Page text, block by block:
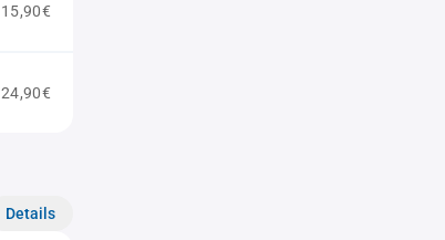
15,90€
24,90€
Details